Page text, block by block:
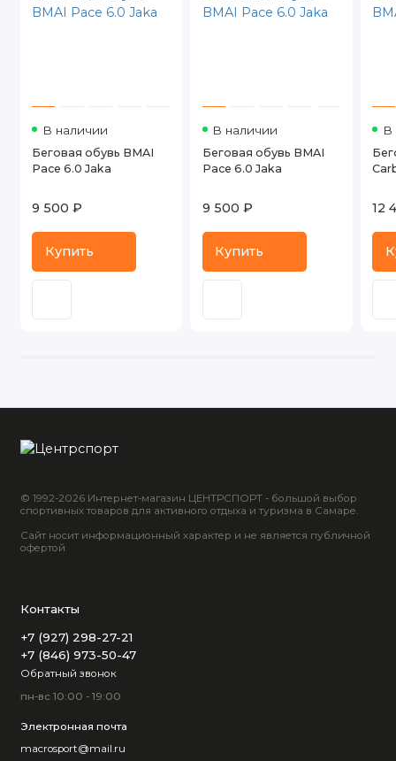
В наличии
Беговая обувь BMAI
Pace 6.0 Jaka
9 500 ₽
Купить
В наличии
Беговая обувь BMAI
Pace 6.0 Jaka
9 500 ₽
Купить
В
12
© 1992-2026 Интернет-магазин ЦЕНТРСПОРТ - большой выбор
спортивных товаров для активного отдыха и туризма в Самаре.
Сайт носит информационный характер и не является публичной
офертой
Контакты
+7 (927) 298-27-21
+7 (846) 973-50-47
Обратный звонок
пн-вс 10:00 - 19:00
Электронная почта
macrosport@mail.ru